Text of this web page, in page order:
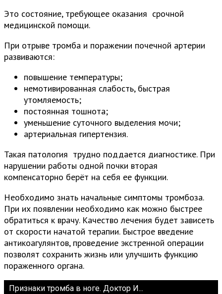
Это состояние, требующее оказания срочной
медицинской помощи.
При отрыве тромба и поражении почечной артерии
развиваются:
повышение температуры;
немотивированная слабость, быстрая
утомляемость;
постоянная тошнота;
уменьшение суточного выделения мочи;
артериальная гипертензия.
Такая патология трудно поддается диагностике. При
нарушении работы одной почки вторая
компенсаторно берёт на себя ее функции.
Необходимо знать начальные симптомы тромбоза.
При их появлении необходимо как можно быстрее
обратиться к врачу. Качество лечения будет зависеть
от скорости начатой терапии. Быстрое введение
антикоагулянтов, проведение экстренной операции
позволят сохранить жизнь или улучшить функцию
пораженного органа.
Признаки тромба в ноге. Доктор И...